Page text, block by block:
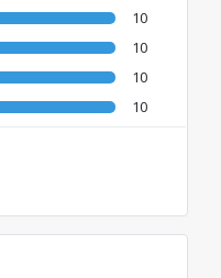
10
10
10
10